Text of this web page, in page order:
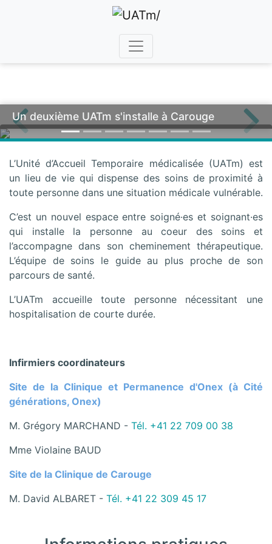
Un deuxième UATm s'installe à Carouge
Previous Next
L’Unité d’Accueil Temporaire médicalisée (UATm) est
un lieu de vie qui dispense des soins de proximité à
toute personne dans une situation médicale vulnérable.
C’est un nouvel espace entre soigné·es et soignant·es
qui installe la personne au coeur des soins et
l’accompagne dans son cheminement thérapeutique.
L’équipe de soins le guide au plus proche de son
parcours de santé.
L’UATm accueille toute personne nécessitant une
hospitalisation de courte durée.
Infirmiers coordinateurs
Site de la Clinique et Permanence d'Onex (à Cité
générations, Onex)
M. Grégory MARCHAND - Tél. +41 22 709 00 38
Mme Violaine BAUD
Site de la Clinique de Carouge
M. David ALBARET - Tél. +41 22 309 45 17